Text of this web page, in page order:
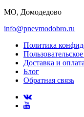
МО, Домодедово
info@pnevmodobro.ru
Политика
Доставка и оплата
Блог
Обратная связь